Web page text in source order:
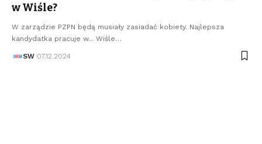
w Wiśle?
W zarządzie PZPN będą musiały zasiadać kobiety. Najlepsza
kandydatka pracuje w... Wiśle…
SW 07.12.2024